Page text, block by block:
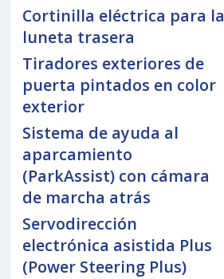
Cortinilla eléctrica para la
luneta trasera
Tiradores exteriores de
puerta pintados en color
exterior
Sistema de ayuda al
aparcamiento
(ParkAssist) con cámara
de marcha atrás
Servodirección
electrónica asistida Plus
(Power Steering Plus)